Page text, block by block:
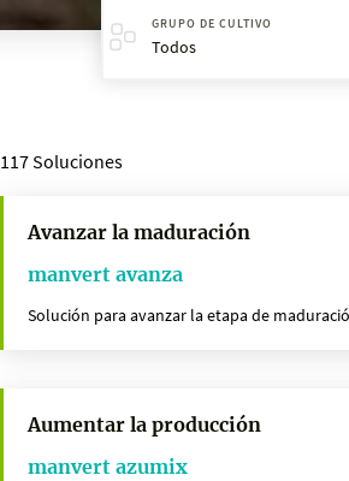
GRUPO DE CULTIVO
Todos
117 Soluciones
Avanzar la maduración
manvert avanza
Solución para avanzar la etapa de
Aumentar la producción
manvert azumix